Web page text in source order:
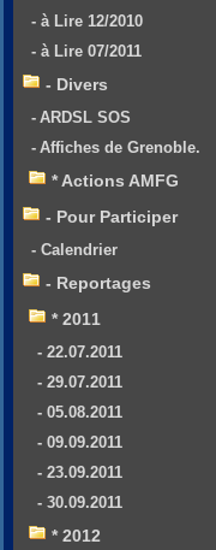
- à Lire 12/2010
- à Lire 07/2011
- Divers
- ARDSL SOS
- Affiches de Grenoble.
* Actions AMFG
- Pour Participer
- Calendrier
- Reportages
* 2011
- 22.07.2011
- 29.07.2011
- 05.08.2011
- 09.09.2011
- 23.09.2011
- 30.09.2011
* 2012